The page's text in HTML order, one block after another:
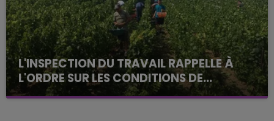
L'INSPECTION DU TRAVAIL RAPPELLE À
L'ORDRE SUR LES CONDITIONS DE...
Alors que les dates de début des vendange 2026